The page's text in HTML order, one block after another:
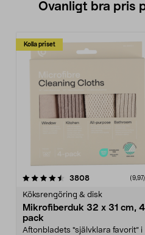
Ovanligt bra pris
Kolla priset
3808recensioner
Köksrengöring & disk
Mikrofiberduk 32 x 31 cm,
pack
Aftonbladets "självklara favorit” i
4.0av 5 stjärnor